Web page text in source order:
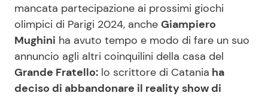
News benessere
Salute
Viaggi e Turismo
Primi Piatti
Ricette Facili e Veloci
Ricette Feste
mancata partecipazione ai prossimi giochi
olimpici di Parigi 2024, anche Giampiero
Mughini ha avuto tempo e modo di fare un suo
annuncio agli altri coinquilini della casa del
Grande Fratello: lo scrittore di Catania ha
deciso di abbandonare il reality show di